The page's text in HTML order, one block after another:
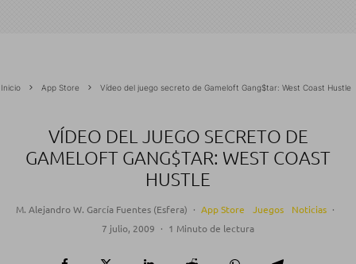
Inicio App Store Vídeo del juego secreto de Gameloft Gang$tar: West Coast Hustle
VÍDEO DEL JUEGO SECRETO DE
GAMELOFT GANG$TAR: WEST COAST
HUSTLE
M. Alejandro W. García Fuentes (Esfera) · App Store Juegos Noticias ·
7 julio, 2009 · 1 Minuto de lectura